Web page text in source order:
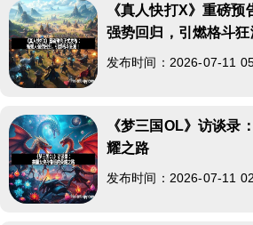
《真人快打X》重磅
强势回归，引燃格斗狂
发布时间：2026-07-11
《梦三国OL》访谈录
耀之路
发布时间：2026-07-11